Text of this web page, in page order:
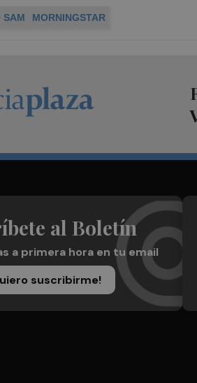
SAM MORNINGSTAR
al Boletín
a primera hora en tu email
suscribirme!